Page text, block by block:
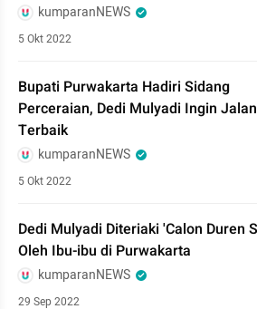
kumparanNEWS
5 Okt 2022
Bupati Purwakarta Hadiri Sidang
Perceraian, Dedi Mulyadi Ingin Jalan
Terbaik
kumparanNEWS
5 Okt 2022
Dedi Mulyadi Diteriaki 'Calon Duren
Oleh Ibu-ibu di Purwakarta
kumparanNEWS
29 Sep 2022